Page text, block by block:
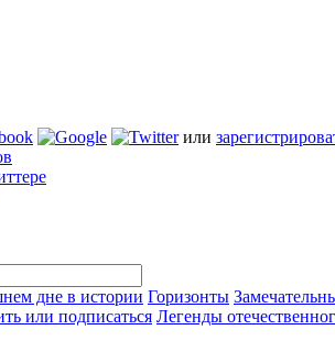
или
дне в истории Горизонты
или подписаться Легенды